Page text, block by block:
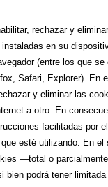
rechazar y
en su
(entre los que se
Safari, Explorer). En
y eliminar las
a otro. En
facilitadas por
esté utilizando. En el
—total o
bien podrá tener